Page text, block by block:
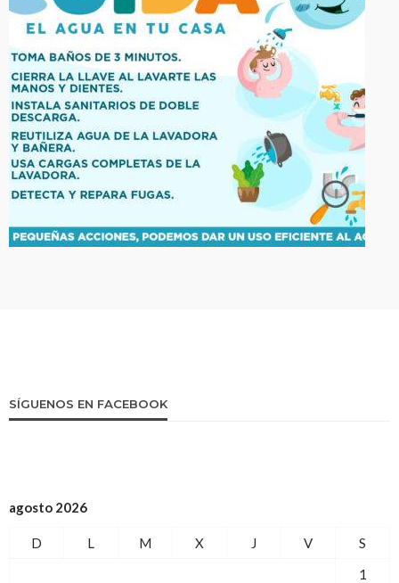
SÍGUENOS EN FACEBOOK
agosto 2026
D L M X J V
S
1